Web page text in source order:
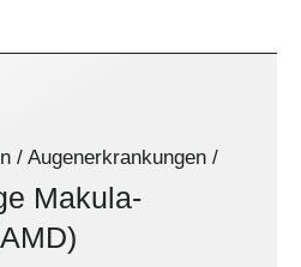
/ Augenerkrankungen /
Makula­